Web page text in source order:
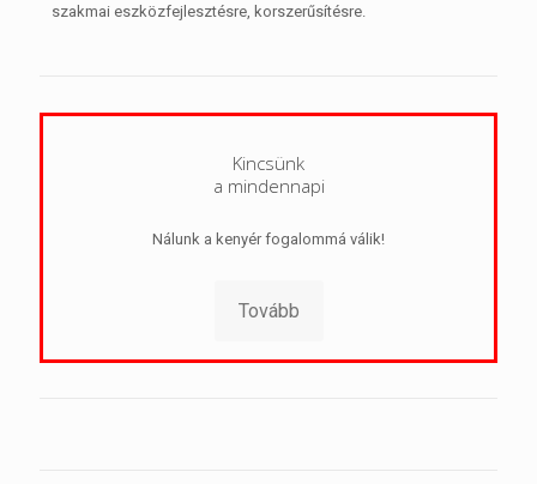
szakmai eszközfejlesztésre, korszerűsítésre.
Kincsünk
a mindennapi
Nálunk a kenyér fogalommá válik!
Tovább